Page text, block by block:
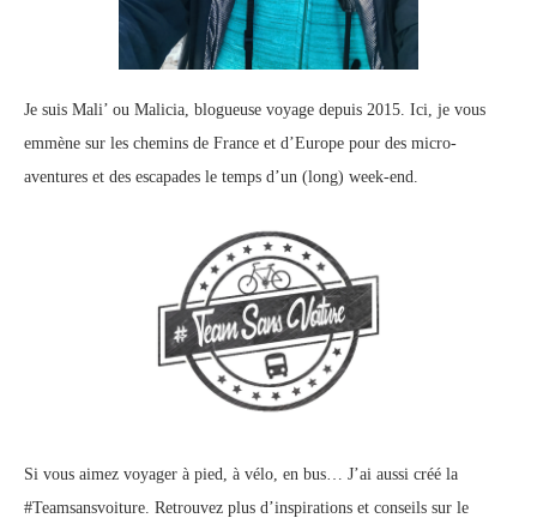
Je suis Mali’ ou Malicia, blogueuse voyage depuis 2015. Ici, je vous
emmène sur les chemins de France et d’Europe pour des micro-
aventures et des escapades le temps d’un (long) week-end.
Si vous aimez voyager à pied, à vélo, en bus… J’ai aussi créé la
#Teamsansvoiture. Retrouvez plus d’inspirations et conseils sur le